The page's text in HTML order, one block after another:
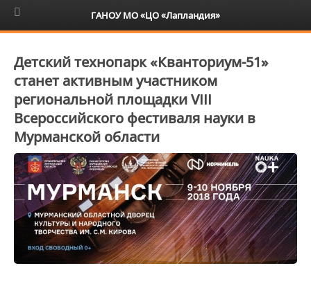
6+
Детский технопарк «Кванториум-51»
станет активным участником
региональной площадки VIII
Всероссийского фестиваля науки в
Мурманской области
ГАНОУ МО «ЦО «Лапландия»